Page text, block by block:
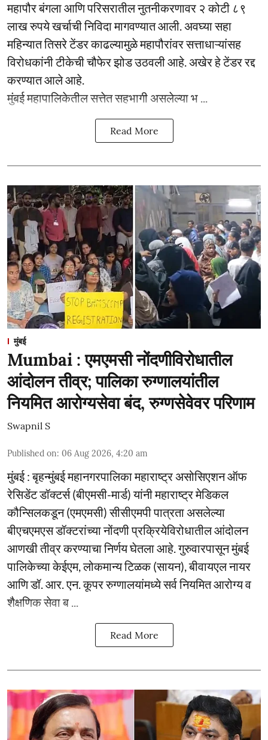
महापौर बंगला आणि परिसरातील नुतनीकरणावर २ कोटी ८९
लाख रुपये खर्चाची निविदा मागवण्यात आली. अवघ्या सहा
महिन्यात तिसरे टेंडर काढल्यामुळे महापौरांवर सत्ताधाऱ्यांसह
विरोधकांनी टीकेची चौफेर झोड उठवली आहे. अखेर हे टेंडर रद्द
करण्यात आले आहे.
मुंबई महापालिकेतील सत्तेत सहभागी असलेल्या भ ...
Read More
मुंबई
Mumbai : एमएमसी नोंदणीविरोधातील
आंदोलन तीव्र; पालिका रुग्णालयांतील
नियमित आरोग्यसेवा बंद, रुग्णसेवेवर परिणाम
Swapnil S
Published on: 06 Aug 2026, 4:20 am
मुंबई : बृहन्मुंबई महानगरपालिका महाराष्ट्र असोसिएशन ऑफ
रेसिडेंट डॉक्टर्स (बीएमसी-मार्ड) यांनी महाराष्ट्र मेडिकल
कौन्सिलकडून (एमएमसी) सीसीएमपी पात्रता असलेल्या
बीएचएमएस डॉक्टरांच्या नोंदणी प्रक्रियेविरोधातील आंदोलन
आणखी तीव्र करण्याचा निर्णय घेतला आहे. गुरुवारपासून मुंबई
पालिकेच्या केईएम, लोकमान्य टिळक (सायन), बीवायएल नायर
आणि डॉ. आर. एन. कूपर रुग्णालयांमध्ये सर्व नियमित आरोग्य व
शैक्षणिक सेवा ब ...
Read More